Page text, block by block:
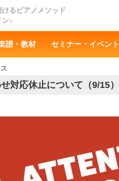
けるピアノメソッド
ン♪
譜・教材 セミナー・イベント
対応休止について（9/15）